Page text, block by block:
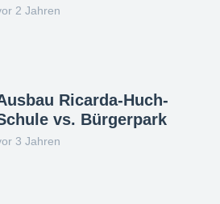
2 Jahren
Ricarda-Huch-
vs. Bürgerpark
3 Jahren